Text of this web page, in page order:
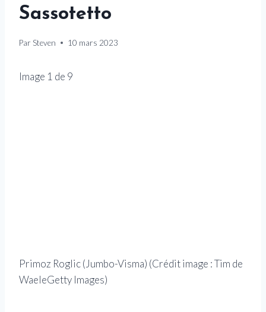
Sassotetto
Par Steven 10 mars 2023
Image 1 de 9
Primoz Roglic (Jumbo-Visma) (Crédit image : Tim de
WaeleGetty Images)